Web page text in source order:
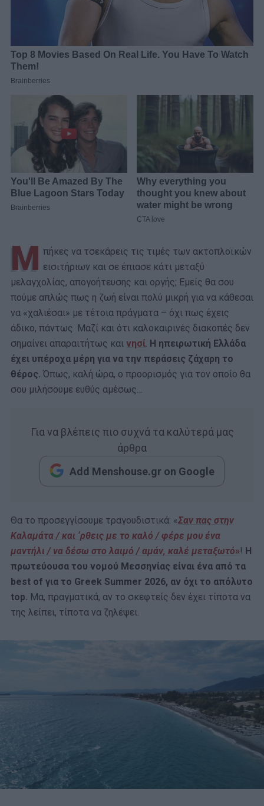
Μ πήκες να τσεκάρεις τις τιμές των ακτοπλοϊκών
εισιτήριων και σε έπιασε κάτι μεταξύ
μελαγχολίας, απογοήτευσης και οργής; Εμείς θα σου
πούμε απλώς πως η ζωή είναι πολύ μικρή για να κάθεσαι
να «χαλιέσαι» με τέτοια πράγματα – όχι πως έχεις
άδικο, πάντως. Μαζί και ότι καλοκαιρινές διακοπές δεν
σημαίνει απαραιτήτως και νησί. Η ηπειρωτική Ελλάδα
έχει υπέροχα μέρη για να την περάσεις ζάχαρη το
θέρος. Όπως, καλή ώρα, ο προορισμός για τον οποίο θα
σου μιλήσουμε ευθύς αμέσως…
Για να βλέπεις πιο συχνά τα καλύτερά μας
άρθρα
Add Menshouse.gr on Google
Θα το προσεγγίσουμε τραγουδιστικά: «Σαν πας στην
Καλαμάτα / και ‘ρθεις με το καλό / φέρε μου ένα
μαντήλι / να δέσω στο λαιμό / αμάν, καλέ μεταξωτό»! Η
πρωτεύουσα του νομού Μεσσηνίας είναι ένα από τα
best of για το Greek Summer 2026, αν όχι το απόλυτο
top. Μα, πραγματικά, αν το σκεφτείς δεν έχει τίποτα να
της λείπει, τίποτα να ζηλέψει.